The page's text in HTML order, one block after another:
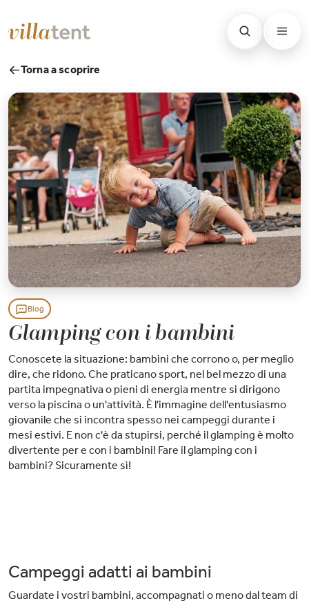
Torna a scoprire
Blog
Glamping con i bambini
Conoscete la situazione: bambini che corrono o, per meglio
dire, che ridono. Che praticano sport, nel bel mezzo di una
partita impegnativa o pieni di energia mentre si dirigono
verso la piscina o un'attività. È l'immagine dell'entusiasmo
giovanile che si incontra spesso nei campeggi durante i
mesi estivi. E non c'è da stupirsi, perché il glamping è molto
divertente per e con i bambini! Fare il glamping con i
bambini? Sicuramente sì!
Campeggi adatti ai bambini
Guardate i vostri bambini, accompagnati o meno dal team di